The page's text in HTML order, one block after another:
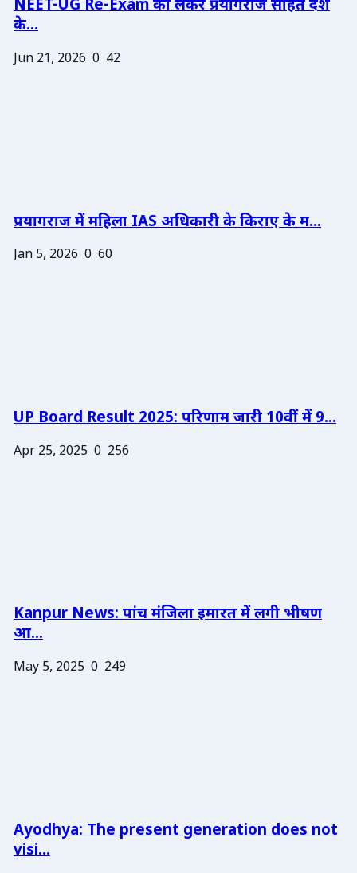
NEET-UG Re-Exam को लेकर प्रयागराज सहित देश
के...
Jun 21, 2026 0 42
प्रयागराज में महिला IAS अधिकारी के किराए के म...
Jan 5, 2026 0 60
UP Board Result 2025: परिणाम जारी 10वीं में 9...
Apr 25, 2025 0 256
Kanpur News: पांच मंजिला इमारत में लगी भीषण
आ...
May 5, 2025 0 249
Ayodhya: The present generation does not
visi...